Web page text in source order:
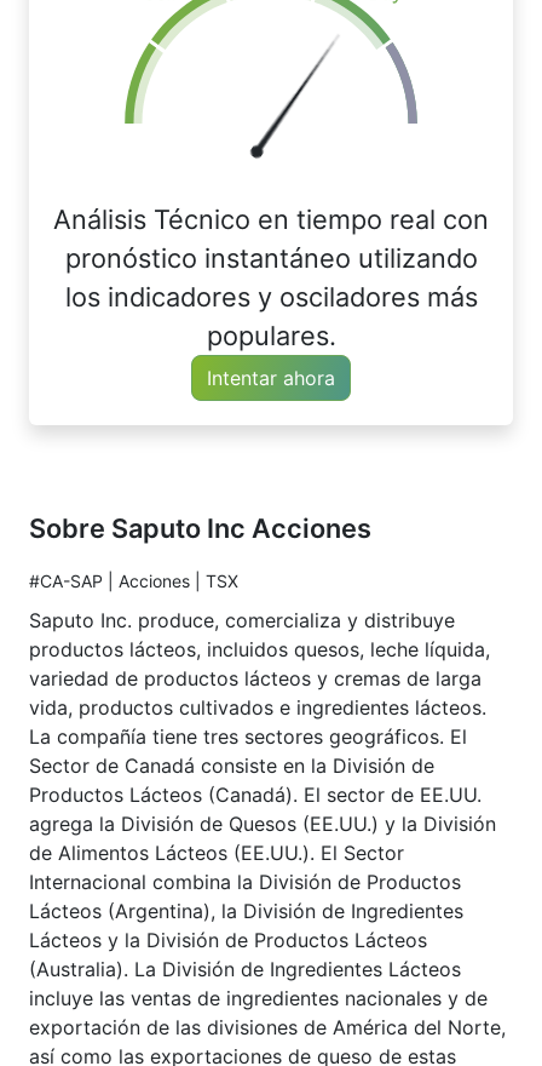
Análisis Técnico en tiempo real con
pronóstico instantáneo utilizando
los indicadores y osciladores más
populares.
Intentar ahora
Sobre Saputo Inc Acciones
#CA-SAP | Acciones | TSX
Saputo Inc. produce, comercializa y distribuye
productos lácteos, incluidos quesos, leche líquida,
variedad de productos lácteos y cremas de larga
vida, productos cultivados e ingredientes lácteos.
La compañía tiene tres sectores geográficos. El
Sector de Canadá consiste en la División de
Productos Lácteos (Canadá). El sector de EE.UU.
agrega la División de Quesos (EE.UU.) y la División
de Alimentos Lácteos (EE.UU.). El Sector
Internacional combina la División de Productos
Lácteos (Argentina), la División de Ingredientes
Lácteos y la División de Productos Lácteos
(Australia). La División de Ingredientes Lácteos
incluye las ventas de ingredientes nacionales y de
exportación de las divisiones de América del Norte,
así como las exportaciones de queso de estas